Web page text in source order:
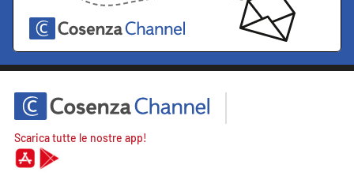
Scarica tutte le nostre app!